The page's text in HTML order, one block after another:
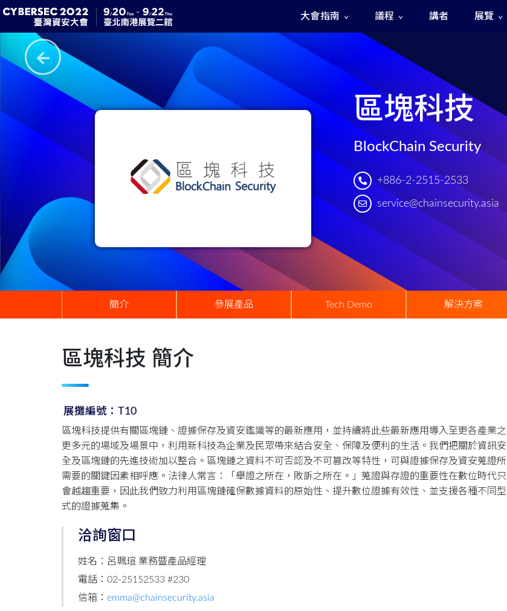
大會指南 議程 講者 展覽
區塊科技
BlockChain Security
+886-2-2515-2533
service@chainsecurity.asia
簡介 參展產品 Tech Demo 解決方案
區塊科技 簡介
展攤編號：T10
區塊科技提供有關區塊鏈、證據保存及資安鑑識等的最新應用，並持續將此些最新應用導入至更各產業之
更多元的場域及場景中，利用新科技為企業及民眾帶來結合安全、保障及便利的生活。我們把關於資訊安
全及區塊鏈的先進技術加以整合。區塊鏈之資料不可否認及不可篡改等特性，可與證據保存及資安蒐證所
需要的關鍵因素相呼應。法律人常言：「舉證之所在，敗訴之所在。」蒐證與存證的重要性在數位時代只
會越趨重要，因此我們致力利用區塊鏈確保數據資料的原始性、提升數位證據有效性、並支援各種不同型
式的證據蒐集。
洽詢窗口
姓名：呂珮瑄 業務暨產品經理
電話：02-25152533 #230
信箱： emma@chainsecurity.asia